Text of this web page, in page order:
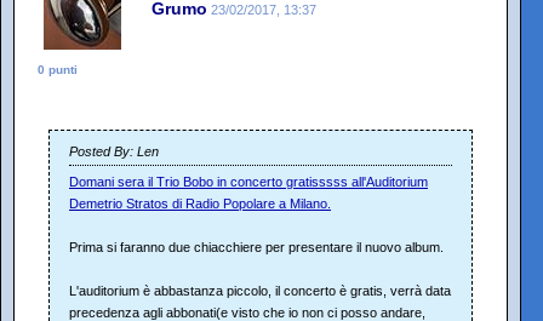
Grumo 23/02/2017, 13:37
0 punti
Posted By: Len
Domani sera il Trio Bobo in concerto gratisssss all'Auditorium
Demetrio Stratos di Radio Popolare a Milano.
Prima si faranno due chiacchiere per presentare il nuovo album.
L'auditorium è abbastanza piccolo, il concerto è gratis, verrà data
precedenza agli abbonati(e visto che io non ci posso andare,